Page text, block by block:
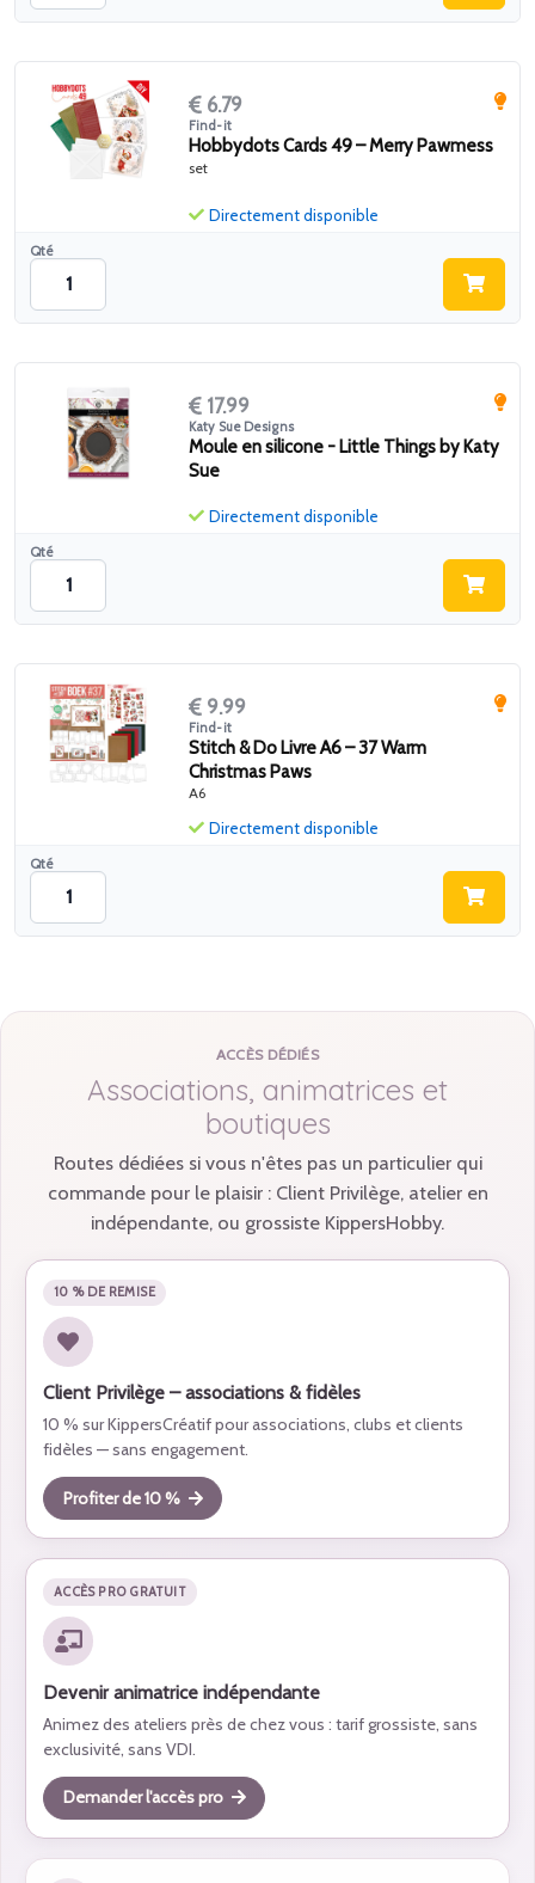
6.79
Find-it
Hobbydots Cards 49 – Merry Pawmess
set
Qté
Directement disponible
17.99
Katy Sue Designs
Moule en silicone - Little Things by Katy
Sue
Qté
Directement disponible
9.99
Find-it
Stitch & Do Livre A6 – 37 Warm
Christmas Paws
A6
Qté
Directement disponible
ACCÈS DÉDIÉS
Associations, animatrices et
boutiques
Routes dédiées si vous n'êtes pas un particulier qui
commande pour le plaisir : Client Privilège, atelier en
indépendante, ou grossiste KippersHobby.
10 % DE REMISE
Client Privilège – associations & fidèles
10 % sur KippersCréatif pour associations, clubs et clients
fidèles — sans engagement.
Profiter de 10 %
ACCÈS PRO GRATUIT
Devenir animatrice indépendante
Animez des ateliers près de chez vous : tarif grossiste, sans
exclusivité, sans VDI.
Demander l'accès pro